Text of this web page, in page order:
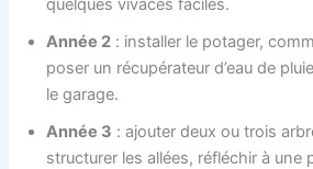
quelques vivaces faciles.
Année 2 : installer le potager,
poser un récupérateur d’eau de
le garage.
Année 3 : ajouter deux ou trois
structurer les allées, réfléchir à une